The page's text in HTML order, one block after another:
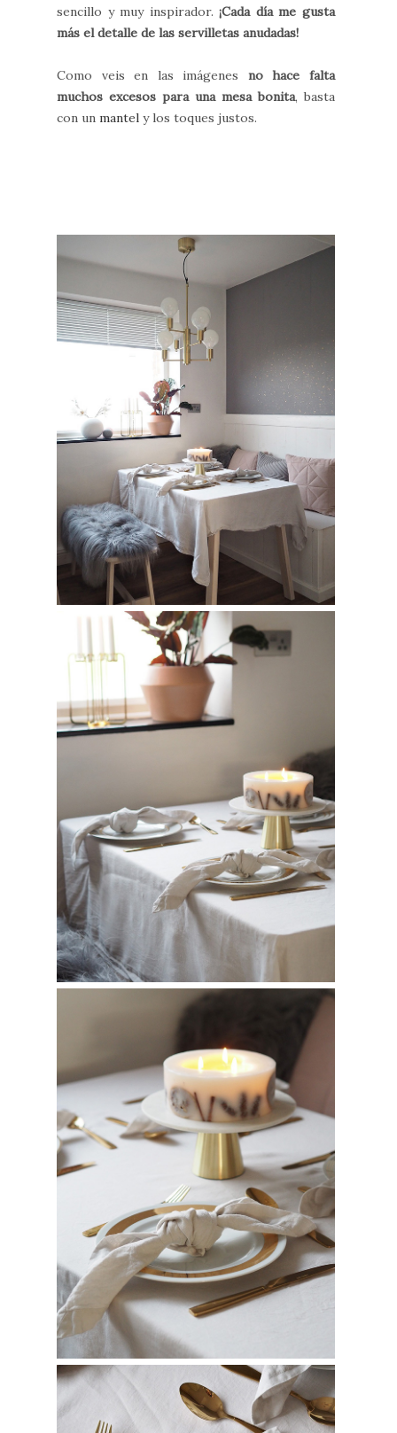
sencillo y muy inspirador.¡Cada día me gusta
más el detalle de las servilletas anudadas!
Como veis en las imágenes no hace falta
muchos excesos para una mesa bonita, basta
con un mantel y los toques justos.